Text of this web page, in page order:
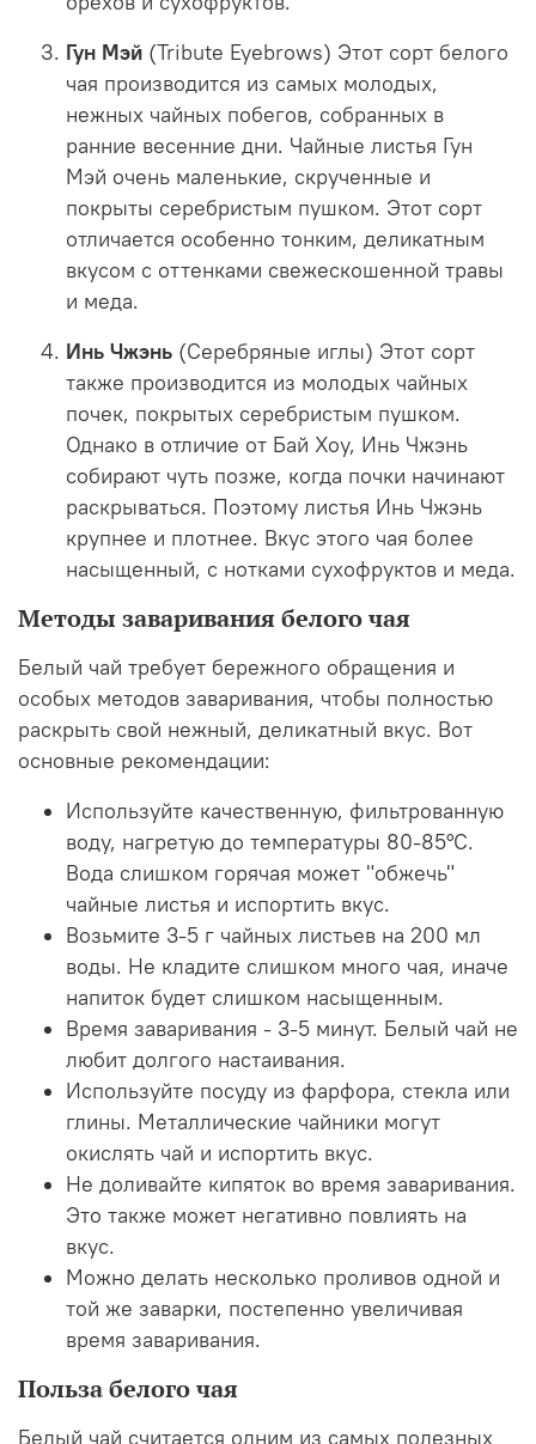
Гун Мэй (Tribute Eyebrows) Этот сорт белого
чая производится из самых молодых,
нежных чайных побегов, собранных в
ранние весенние дни. Чайные листья Гун
Мэй очень маленькие, скрученные и
покрыты серебристым пушком. Этот сорт
отличается особенно тонким, деликатным
вкусом с оттенками свежескошенной травы
и меда.
Инь Чжэнь (Серебряные иглы) Этот сорт
также производится из молодых чайных
почек, покрытых серебристым пушком.
Однако в отличие от Бай Хоу, Инь Чжэнь
собирают чуть позже, когда почки начинают
раскрываться. Поэтому листья Инь Чжэнь
крупнее и плотнее. Вкус этого чая более
насыщенный, с нотками сухофруктов и меда.
Методы заваривания белого чая
Белый чай требует бережного обращения и
особых методов заваривания, чтобы полностью
раскрыть свой нежный, деликатный вкус. Вот
основные рекомендации:
Используйте качественную, фильтрованную
воду, нагретую до температуры 80-85°C.
Вода слишком горячая может "обжечь"
чайные листья и испортить вкус.
Возьмите 3-5 г чайных листьев на 200 мл
воды. Не кладите слишком много чая, иначе
напиток будет слишком насыщенным.
Время заваривания - 3-5 минут. Белый чай не
любит долгого настаивания.
Используйте посуду из фарфора, стекла или
глины. Металлические чайники могут
окислять чай и испортить вкус.
Не доливайте кипяток во время заваривания.
Это также может негативно повлиять на
вкус.
Можно делать несколько проливов одной и
той же заварки, постепенно увеличивая
время заваривания.
Польза белого чая
Белый чай считается одним из самых полезных